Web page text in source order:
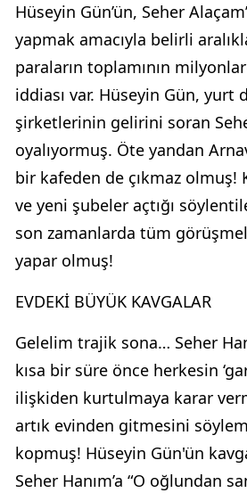
Hüseyin Gün’ün, Seher
yapmak amacıyla belirli
paraların toplamının
iddiası var. Hüseyin Gün, yurt
şirketlerinin gelirini soran
oyalıyormuş. Öte yandan
bir kafeden de çıkmaz olmuş!
ve yeni şubeler açtığı
son zamanlarda tüm
yapar olmuş!
EVDEKİ BÜYÜK KAVGALAR
Gelelim trajik sona… Seher
kısa bir süre önce herkesin
ilişkiden kurtulmaya karar
artık evinden gitmesini
kopmuş! Hüseyin Gün'ün
Seher Hanım’a “O oğlundan